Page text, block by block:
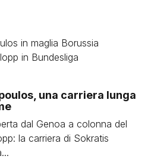
una carriera lunga
dal Genoa a colonna del
la carriera di Sokratis